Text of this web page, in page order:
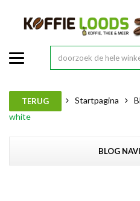
TERUG Startpagina
white
BLOG